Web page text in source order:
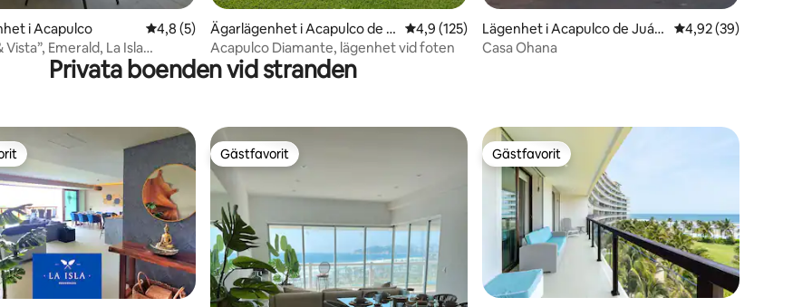
i Acapulco 4,8 av 5 i genomsnittligt betyg, 5 omdömen
4,8 (5)
Vista”, Emerald, La Isla
Ägarlägenhet i Acapulco de J
uárez
4,9 av 5 i genomsnittligt betyg, 125 omdömen
4,9 (125)
Acapulco Diamante, lägenhet vid foten
Lägenhet i Acapulco de Juár
ez
4,92 av 5 i
4,92 (39)
Casa Ohana
Privata boenden vid stranden
Gästfavorit
Gästfavorit Gästfavorit
Gästfavorit